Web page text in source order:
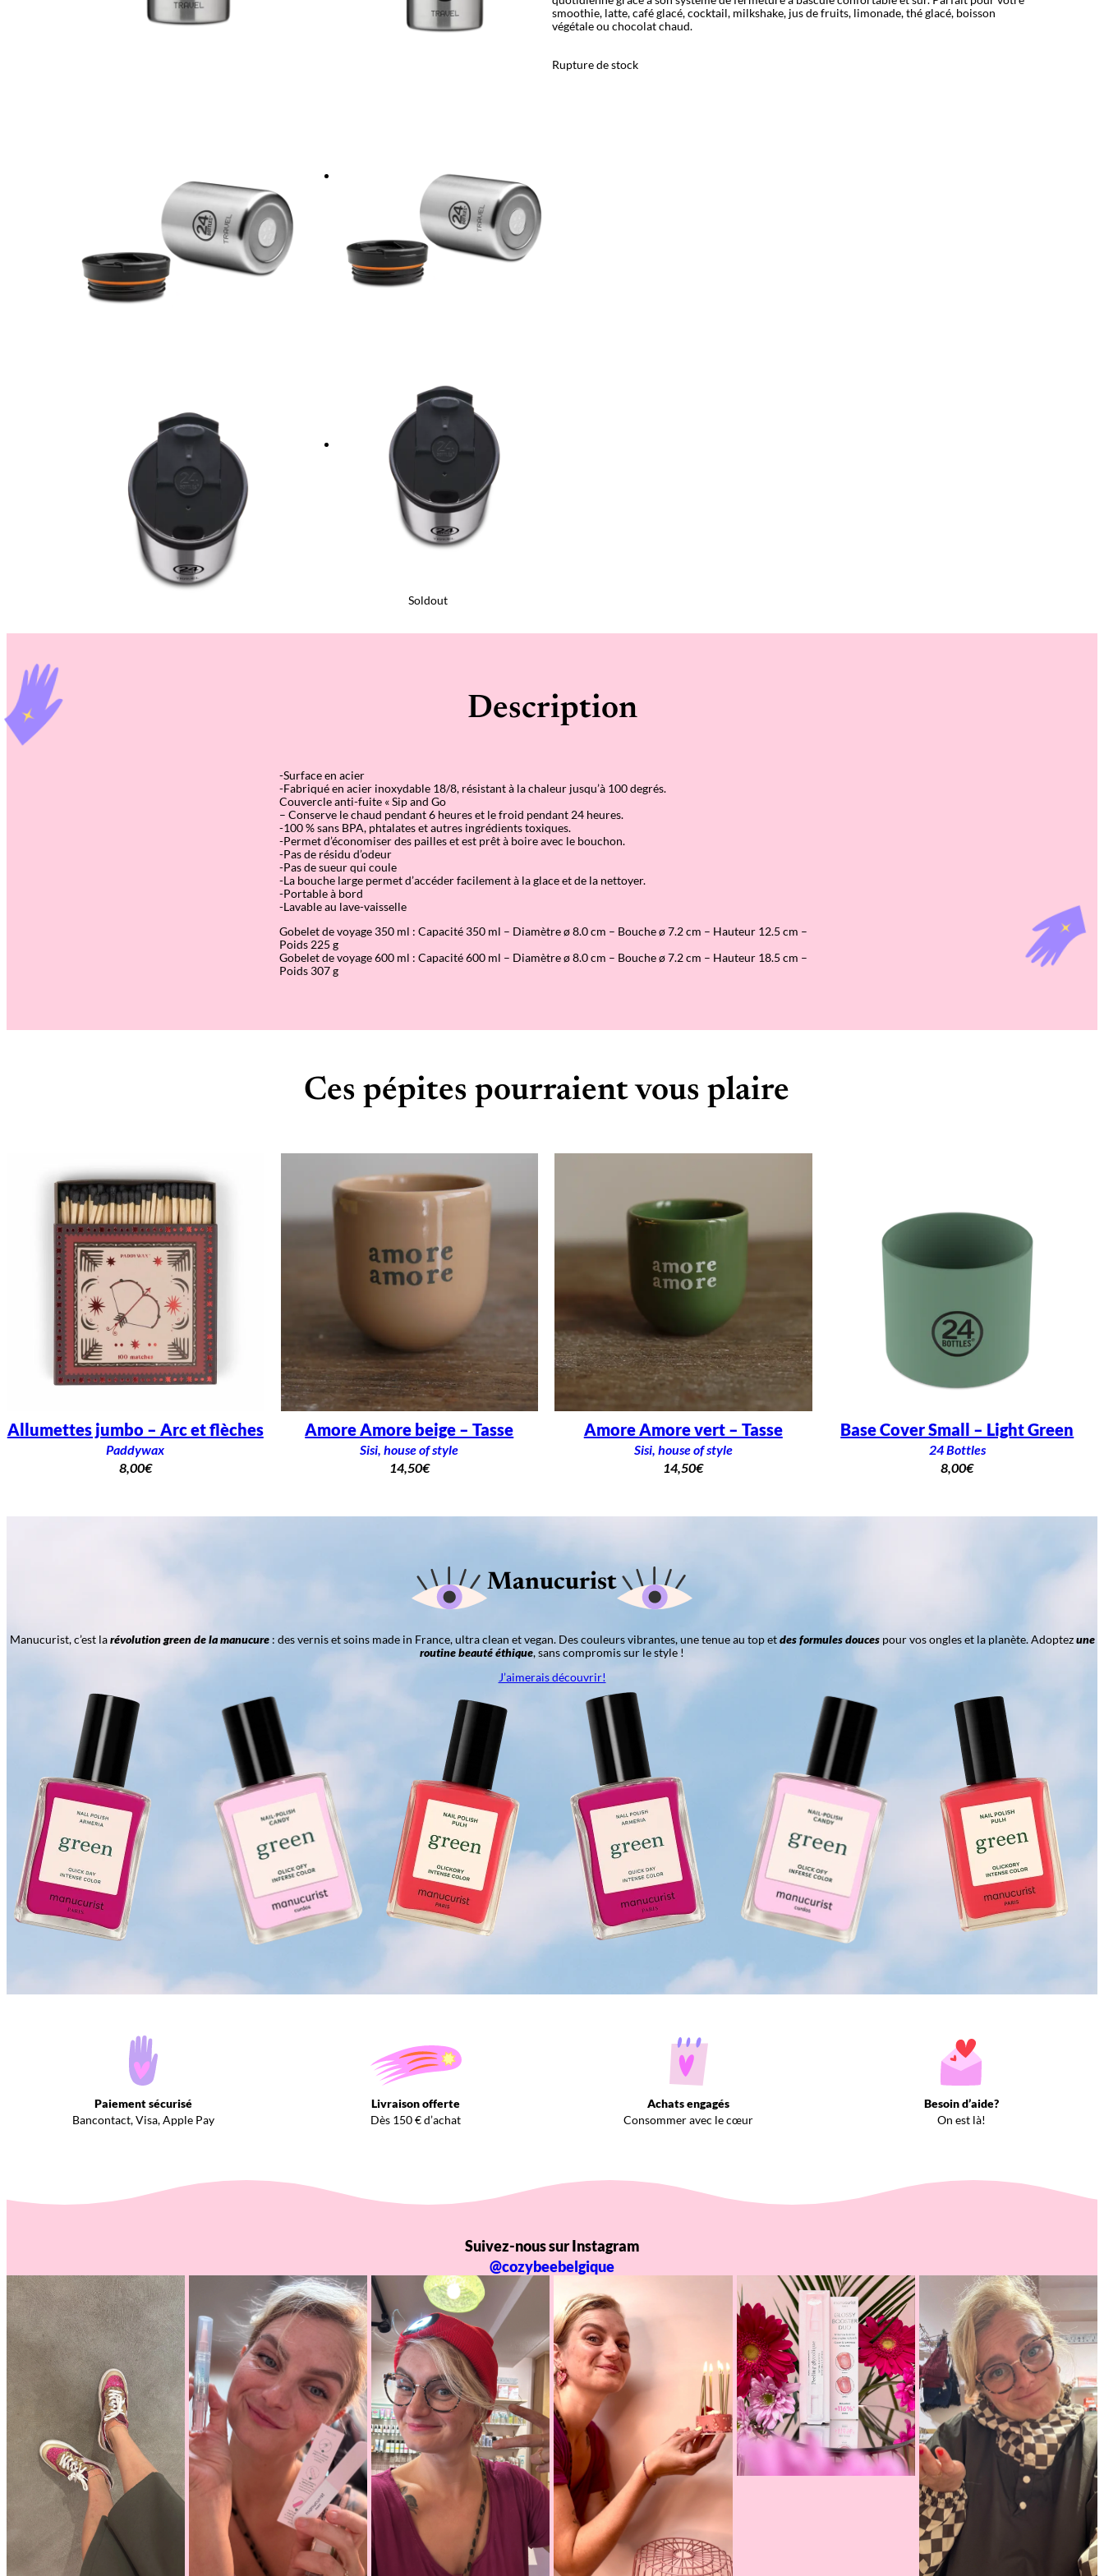
Soldout
smoothie, latte, café glacé, cocktail, milkshake, jus de fruits, limonade, thé glacé, boisson
végétale ou chocolat chaud.
Rupture de stock
Description
-Surface en acier
-Fabriqué en acier inoxydable 18/8, résistant à la chaleur jusqu’à 100 degrés.
Couvercle anti-fuite « Sip and Go
– Conserve le chaud pendant 6 heures et le froid pendant 24 heures.
-100 % sans BPA, phtalates et autres ingrédients toxiques.
-Permet d’économiser des pailles et est prêt à boire avec le bouchon.
-Pas de résidu d’odeur
-Pas de sueur qui coule
-La bouche large permet d’accéder facilement à la glace et de la nettoyer.
-Portable à bord
-Lavable au lave-vaisselle
Gobelet de voyage 350 ml : Capacité 350 ml – Diamètre ø 8.0 cm – Bouche ø 7.2 cm – Hauteur 12.5 cm –
Poids 225 g
Gobelet de voyage 600 ml : Capacité 600 ml – Diamètre ø 8.0 cm – Bouche ø 7.2 cm – Hauteur 18.5 cm –
Poids 307 g
Ces pépites pourraient vous plaire
Allumettes jumbo – Arc et flèches
Paddywax
8,00€
Amore Amore beige – Tasse
Sisi, house of style
14,50€
Amore Amore vert – Tasse
Sisi, house of style
14,50€
Base Cover Small – Light Green
24 Bottles
8,00€
Manucurist
Manucurist, c’est larévolution green de la manucure: des vernis et soins made in France, ultra clean et vegan. Des couleurs vibrantes, une tenue au top etdes formules doucespour vos ongles et la planète. Adoptezune
routine beauté éthique, sans compromis sur le style !
J’aimerais découvrir!
Paiement sécurisé
Bancontact, Visa, Apple Pay
Livraison offerte
Dès 150 € d’achat
Achats engagés
Consommer avec le cœur
Besoin d’aide?
On est là!
Suivez-nous sur Instagram
@cozybeebelgique